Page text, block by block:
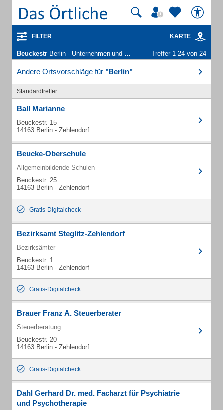
FILTER KARTE
Beuckestr Berlin - Unternehmen und Personen Treffer 1-24 von 24
Andere Ortsvorschläge für "Berlin"
Standardtreffer
Ball Marianne
Beuckestr. 15
14163 Berlin - Zehlendorf
Beucke-Oberschule
Allgemeinbildende Schulen
Beuckestr. 25
14163 Berlin - Zehlendorf
Gratis-Digitalcheck
Bezirksamt Steglitz-Zehlendorf
Bezirksämter
Beuckestr. 1
14163 Berlin - Zehlendorf
Gratis-Digitalcheck
Brauer Franz A. Steuerberater
Steuerberatung
Beuckestr. 20
14163 Berlin - Zehlendorf
Gratis-Digitalcheck
Dahl Gerhard Dr. med. Facharzt für Psychiatrie
und Psychotherapie